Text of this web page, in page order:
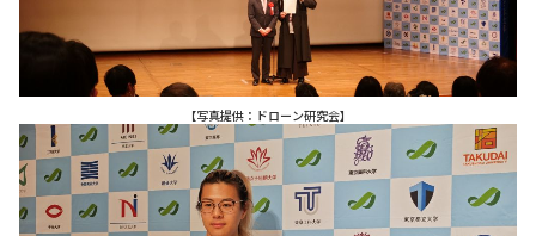
【写真提供：ドローン研究会】